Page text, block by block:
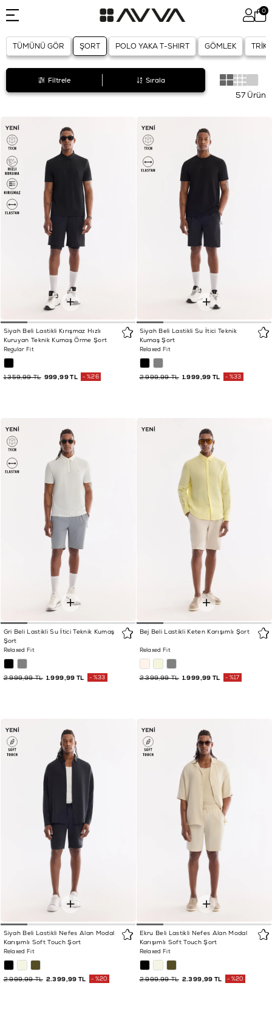
0
TÜMÜNÜ GÖR ŞORT POLO YAKA T-SHIRT GÖMLEK
57 Ürün
Filtrele Sırala
Siyah Beli Lastikli Kırışmaz Hızlı
Kuruyan Teknik Kumaş Örme Şort
Regular Fit
999,99 TL
1.359,99 TL %26
Siyah Beli Lastikli Su İtici Teknik
Kumaş Şort
Relaxed Fit
1.999,99 TL
2.999,99 TL %33
Gri Beli Lastikli Su İtici Teknik Kumaş
Şort
Relaxed Fit
1.999,99 TL
2.999,99 TL %33
Bej Beli Lastikli Keten Karışımlı Şort
Relaxed Fit
1.999,99 TL
2.399,99 TL %17
Siyah Beli Lastikli Nefes Alan Modal
Karışımlı Soft Touch Şort
Relaxed Fit
2.399,99 TL
2.999,99 TL %20
Ekru Beli Lastikli Nefes Alan Modal
Karışımlı Soft Touch Şort
Relaxed Fit
2.399,99 TL
2.999,99 TL %20